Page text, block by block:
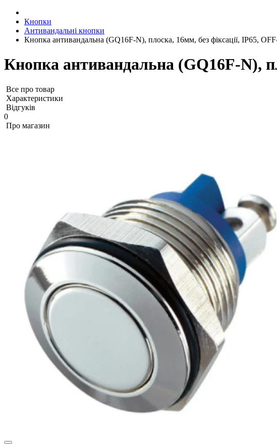
Кнопки
Антивандальні кнопки
Кнопка антивандальна (GQ16F-N), плоска, 16мм, без фіксації, IP65,
Кнопка антивандальна (GQ16F-N),
Все про товар
Характеристики
Відгуків
0
Про магазин